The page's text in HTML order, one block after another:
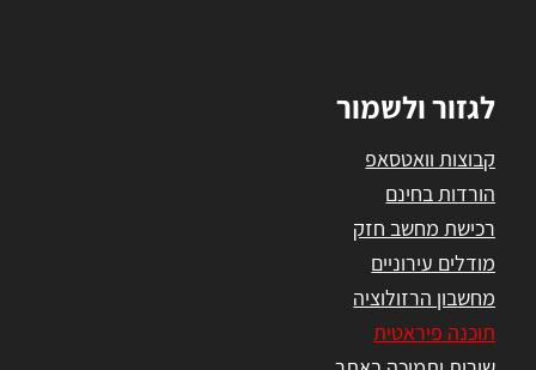
לגזור ולשמור
קבוצות וואטסאפ
הורדות בחינם
רכישת מחשב חזק
מודלים עירוניים
מחשבון הרזולוציה
תוכנה פיראטית